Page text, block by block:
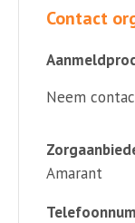
Contact
Neem
Amarant